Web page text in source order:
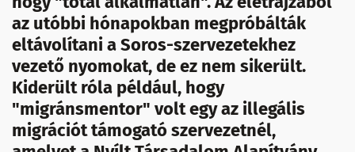
az utóbbi hónapokban megpróbálták
eltávolítani a Soros-szervezetekhez
vezető nyomokat, de ez nem sikerült.
Kiderült róla például, hogy
"migránsmentor" volt egy az illegális
migrációt támogató szervezetnél,